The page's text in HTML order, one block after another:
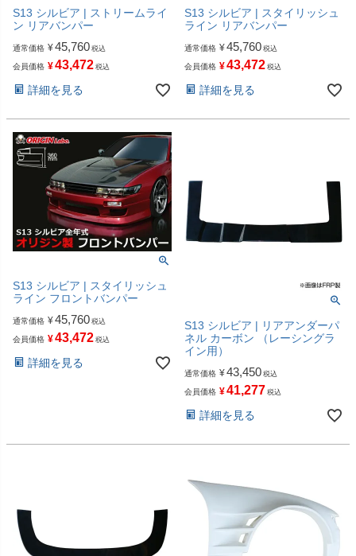
S13 シルビア | ストリームライ
ン リアバンパー
通常価格 ¥45,760 税込
会員価格 ¥43,472 税込
詳細を見る
S13 シルビア | スタイリッシュ
ライン リアバンパー
通常価格 ¥45,760 税込
会員価格 ¥43,472 税込
詳細を見る
S13 シルビア | スタイリッシュ
ライン フロントバンパー
通常価格 ¥45,760 税込
会員価格 ¥43,472 税込
詳細を見る
S13 シルビア | リアアンダーパ
ネル カーボン （レーシングラ
イン用）
通常価格 ¥43,450 税込
会員価格 ¥41,277 税込
詳細を見る